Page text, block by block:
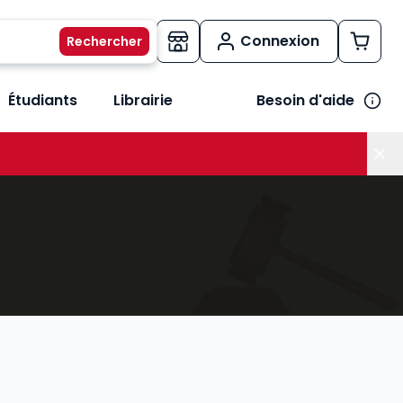
Connexion
métiers
le sous-menu Vos besoins
Étudiants Librairie Besoin d'aide